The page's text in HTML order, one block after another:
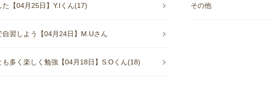
【04月25日】Y.Iくん(17)
習しよう【04月24日】M.Uさん
多く楽しく勉強【04月18日】S.Oくん(18)
その他